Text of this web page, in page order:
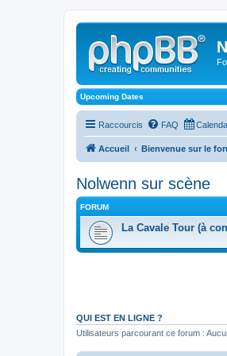
Upcoming Dates
Raccourcis FAQ
Accueil Bienvenue sur le
Nolwenn sur scène
FORUM
La Cavale Tour (à
QUI EST EN LIGNE ?
Utilisateurs parcourant ce forum :